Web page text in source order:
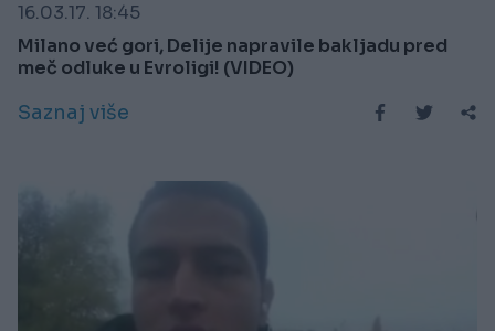
16.03.17. 18:45
Milano već gori, Delije napravile bakljadu pred
meč odluke u Evroligi! (VIDEO)
Saznaj više